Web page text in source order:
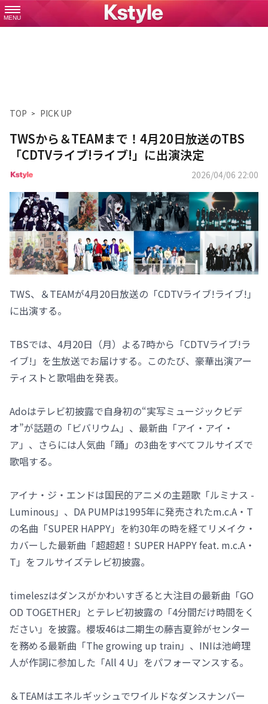
MENU
TOP PICK UP
TWSから＆TEAMまで！4月20日放送のTBS
「CDTVライブ!ライブ!」に出演決定
2026/04/06 22:00
TWS、＆TEAMが4月20日放送の「CDTVライブ!ライブ!」
に出演する。
TBSでは、4月20日（月）よる7時から「CDTVライブ!ラ
イブ!」を生放送でお届けする。このたび、豪華出演アー
ティストと歌唱曲を発表。
Adoはテレビ初披露で自身初の“実写ミュージックビデ
オ”が話題の「ビバリウム」、最新曲「アイ・アイ・
ア」、さらには人気曲「踊」の3曲をすべてフルサイズで
歌唱する。
アイナ・ジ・エンドは国民的アニメの主題歌「ルミナス -
Luminous」、DA PUMPは1995年に発売されたm.c.A・T
の名曲「SUPER HAPPY」を約30年の時を経てリメイク・
カバーした最新曲「超超超！SUPER HAPPY feat. m.c.A・
T」をフルサイズテレビ初披露。
timeleszはダンスがかわいすぎると大注目の最新曲「GO
OD TOGETHER」とテレビ初披露の「4分間だけ時間をく
ださい」を披露。櫻坂46は二期生の藤吉夏鈴がセンター
を務める最新曲「The growing up train」、INIは池﨑理
人が作詞に参加した「All 4 U」をパフォーマンスする。
＆TEAMはエネルギッシュでワイルドなダンスナンバー